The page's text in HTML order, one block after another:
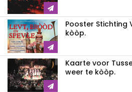
Pooster Stichting
kòòp.
Kaarte voor
weer te kòòp.